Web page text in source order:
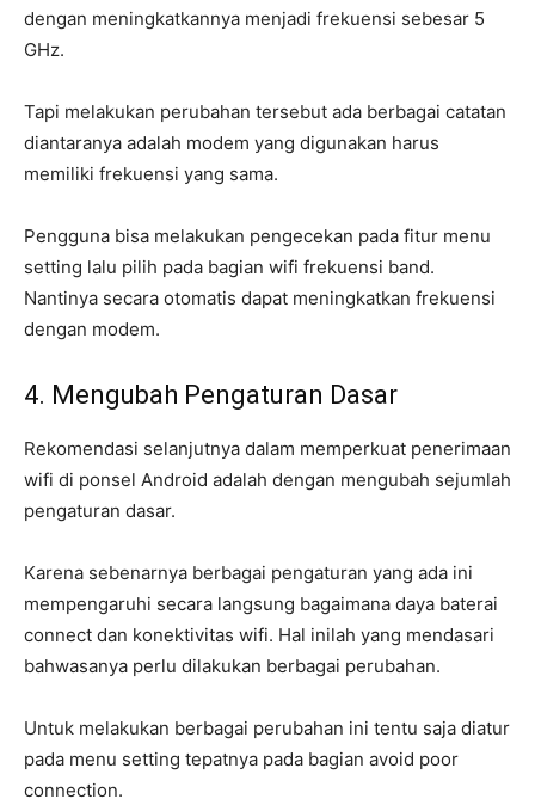
dengan meningkatkannya menjadi frekuensi sebesar 5
GHz.
Tapi melakukan perubahan tersebut ada berbagai catatan
diantaranya adalah modem yang digunakan harus
memiliki frekuensi yang sama.
Pengguna bisa melakukan pengecekan pada fitur menu
setting lalu pilih pada bagian wifi frekuensi band.
Nantinya secara otomatis dapat meningkatkan frekuensi
dengan modem.
4. Mengubah Pengaturan Dasar
Rekomendasi selanjutnya dalam memperkuat penerimaan
wifi di ponsel Android adalah dengan mengubah sejumlah
pengaturan dasar.
Karena sebenarnya berbagai pengaturan yang ada ini
mempengaruhi secara langsung bagaimana daya baterai
connect dan konektivitas wifi. Hal inilah yang mendasari
bahwasanya perlu dilakukan berbagai perubahan.
Untuk melakukan berbagai perubahan ini tentu saja diatur
pada menu setting tepatnya pada bagian avoid poor
connection.